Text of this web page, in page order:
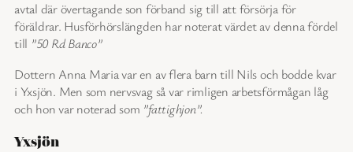
avtal där övertagande son förband sig till att försörja för
föräldrar. Husförhörslängden har noterat värdet av denna fördel
till ”50 Rd Banco”
Dottern Anna Maria var en av flera barn till Nils och bodde kvar
i Yxsjön. Men som nervsvag så var rimligen arbetsförmågan låg
och hon var noterad som ”fattighjon”.
Yxsjön